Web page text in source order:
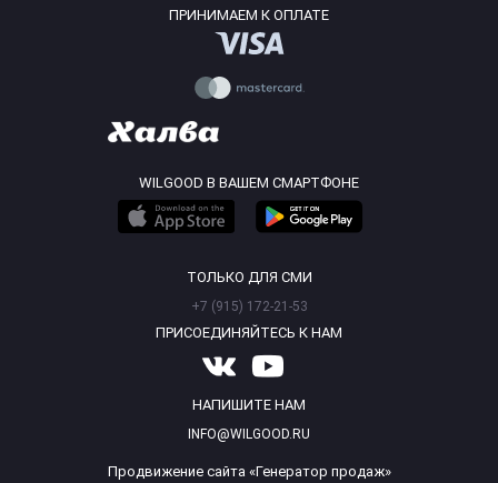
ПРИНИМАЕМ К ОПЛАТЕ
WILGOOD В ВАШЕМ СМАРТФОНЕ
ТОЛЬКО ДЛЯ СМИ
+7 (915) 172-21-53
ПРИСОЕДИНЯЙТЕСЬ К НАМ
НАПИШИТЕ НАМ
INFO@WILGOOD.RU
Продвижение сайта «Генератор продаж»